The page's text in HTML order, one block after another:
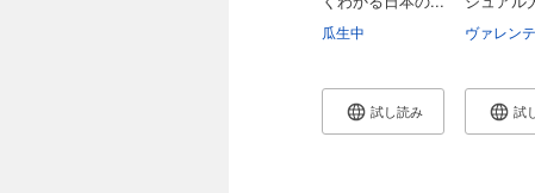
瓜生中
試し読み 試